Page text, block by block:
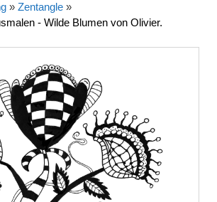
» Zentangle »
- Wilde Blumen von Olivier.